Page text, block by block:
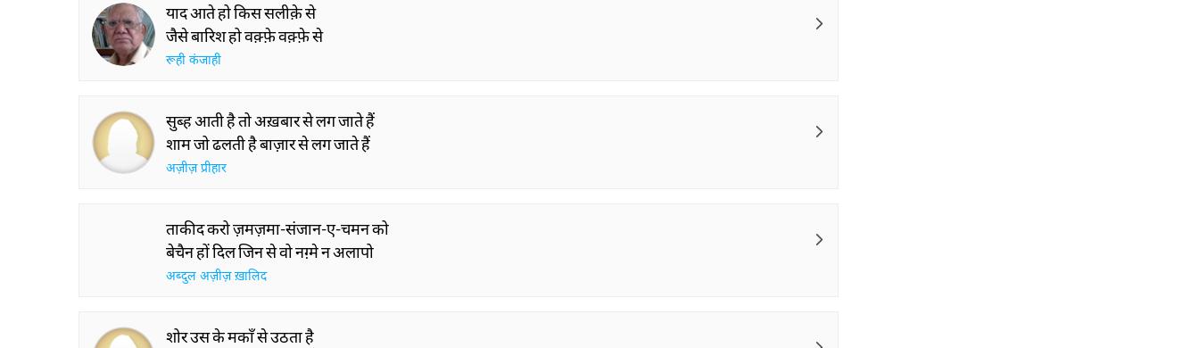
याद आते हो किस सलीक़े से
जैसे बारिश हो वक़्फ़े वक़्फ़े से
रूही कंजाही
सुब्ह आती है तो अख़बार से लग जाते हैं
शाम जो ढलती है बाज़ार से लग जाते हैं
अज़ीज़ प्रीहार
ताकीद करो ज़मज़मा-संजान-ए-चमन को
बेचैन हों दिल जिन से वो नग़्मे न अलापो
अब्दुल अज़ीज़ ख़ालिद
शोर उस के मकाँ से उठता है